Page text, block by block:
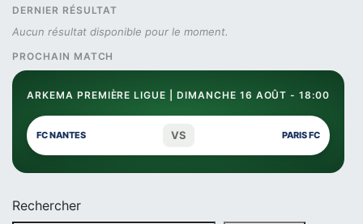
DERNIER RÉSULTAT
Aucun résultat disponible pour le moment.
PROCHAIN MATCH
ARKEMA PREMIÈRE LIGUE | DIMANCHE 16 AOÛT - 18:00
FC NANTES VS PARIS FC
Rechercher